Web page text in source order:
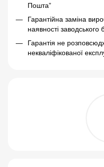
Пошта”
Гарантійна заміна
наявності заводського
Гарантія не
некваліфікованої